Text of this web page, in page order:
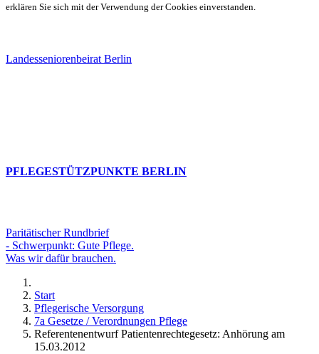
erklären Sie sich mit der Verwendung der Cookies einverstanden.
Landesseniorenbeirat Berlin
PFLEGESTÜTZPUNKTE BERLIN
Paritätischer Rundbrief
- Schwerpunkt: Gute Pflege.
Was wir dafür brauchen.
Start
Pflegerische Versorgung
7a Gesetze / Verordnungen Pflege
Referentenentwurf Patientenrechtegesetz: Anhörung am
15.03.2012